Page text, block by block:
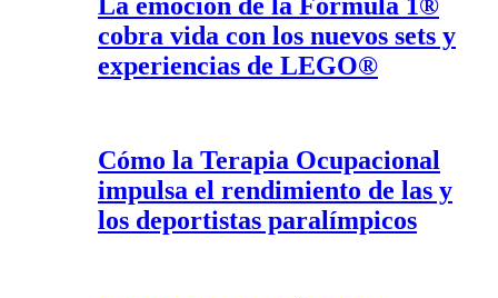
cobra vida con los nuevos sets y
experiencias de LEGO®
Cómo la Terapia Ocupacional
impulsa el rendimiento de las y
los deportistas paralímpicos